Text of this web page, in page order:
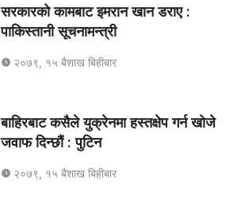
सरकारको कामबाट इमरान खान डराए :
पाकिस्तानी सूचनामन्त्री
२०७९, १५ बैशाख बिहीबार
बाहिरबाट कसैले युक्रेनमा हस्तक्षेप गर्न खोजे
जवाफ दिन्छौं : पुटिन
२०७९, १५ बैशाख बिहीबार